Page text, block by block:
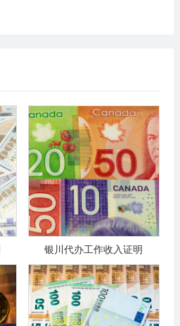
银川代办工作收入证明